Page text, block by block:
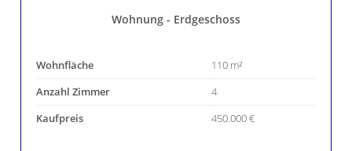
Wohnung - Erdgeschoss
Wohnfläche
110 m²
Anzahl Zimmer
4
Kaufpreis
450.000 €